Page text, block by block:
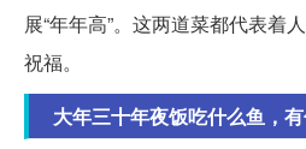
展“年年高”。这两道菜都代表着
祝福。
大年三十年夜饭吃什么鱼，